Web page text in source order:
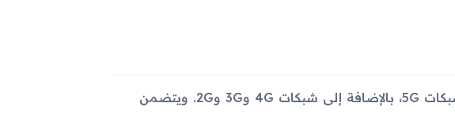
يدعم الهاتف تقنيات الاتصال المتقدمة مع دعم شبكات 5G، بالإضافة إلى شبكات 4G و3G و2G. ويتضمن